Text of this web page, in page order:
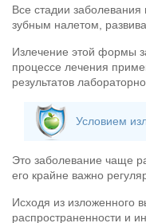
Все стадии заболевания
зубным налетом,
Излечение этой формы
процессе лечения
результатов
Условием
Это заболевание чаще
его крайне важно
Исходя из изложенного
распространенности и